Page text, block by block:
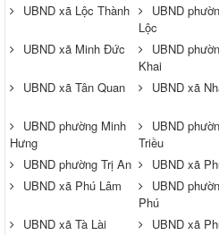
UBND xã Lộc Thành
UBND
Lộc
UBND xã Minh Đức
UBND
Khai
UBND xã Tân Quan UBND xã
UBND phường Minh
Hưng
UBND
Triều
UBND phường Trị An UBND xã
UBND xã Phú Lâm
UBND
Phú
UBND xã Tà Lài
UBND xã